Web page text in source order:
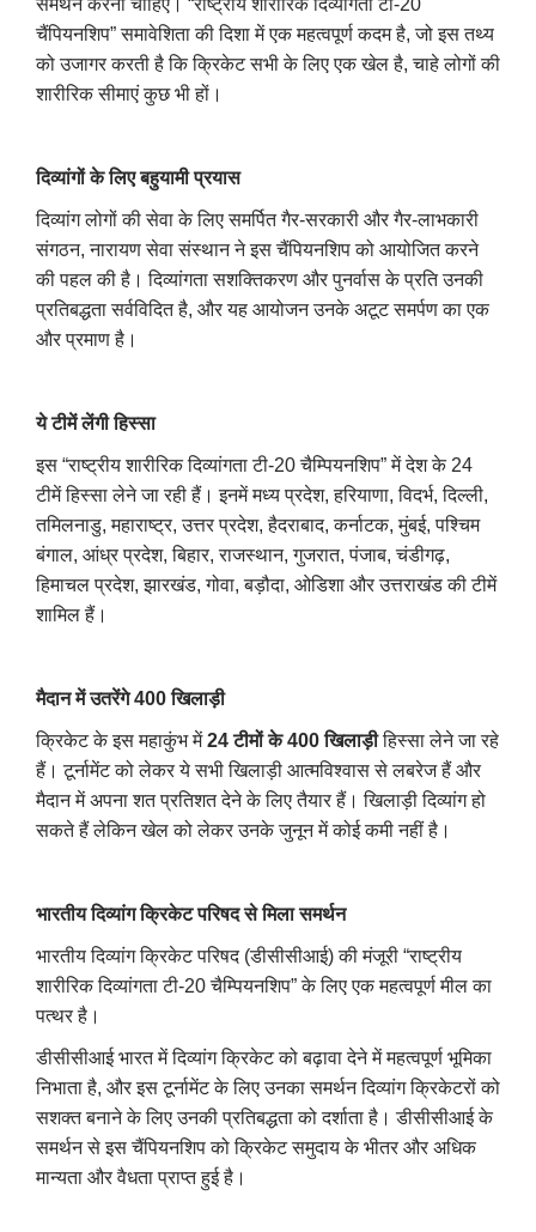
समर्थन करना चाहिए। “राष्ट्रीय शारीरिक दिव्यांगता टी-20
चैंपियनशिप” समावेशिता की दिशा में एक महत्वपूर्ण कदम है, जो इस तथ्य
को उजागर करती है कि क्रिकेट सभी के लिए एक खेल है, चाहे लोगों की
शारीरिक सीमाएं कुछ भी हों।
दिव्यांगों के लिए बहुयामी प्रयास
दिव्यांग लोगों की सेवा के लिए समर्पित गैर-सरकारी और गैर-लाभकारी
संगठन, नारायण सेवा संस्थान ने इस चैंपियनशिप को आयोजित करने
की पहल की है। दिव्यांगता सशक्तिकरण और पुनर्वास के प्रति उनकी
प्रतिबद्धता सर्वविदित है, और यह आयोजन उनके अटूट समर्पण का एक
और प्रमाण है।
ये टीमें लेंगी हिस्सा
इस “राष्ट्रीय शारीरिक दिव्यांगता टी-20 चैम्पियनशिप” में देश के 24
टीमें हिस्सा लेने जा रही हैं। इनमें मध्य प्रदेश, हरियाणा, विदर्भ, दिल्ली,
तमिलनाडु, महाराष्ट्र, उत्तर प्रदेश, हैदराबाद, कर्नाटक, मुंबई, पश्चिम
बंगाल, आंध्र प्रदेश, बिहार, राजस्थान, गुजरात, पंजाब, चंडीगढ़,
हिमाचल प्रदेश, झारखंड, गोवा, बड़ौदा, ओडिशा और उत्तराखंड की टीमें
शामिल हैं।
मैदान में उतरेंगे 400 खिलाड़ी
क्रिकेट के इस महाकुंभ में24 टीमों के 400 खिलाड़ीहिस्सा लेने जा रहे
हैं। टूर्नामेंट को लेकर ये सभी खिलाड़ी आत्मविश्वास से लबरेज हैं और
मैदान में अपना शत प्रतिशत देने के लिए तैयार हैं। खिलाड़ी दिव्यांग हो
सकते हैं लेकिन खेल को लेकर उनके जुनून में कोई कमी नहीं है।
भारतीय दिव्यांग क्रिकेट परिषद से मिला समर्थन
भारतीय दिव्यांग क्रिकेट परिषद (डीसीसीआई) की मंजूरी “राष्ट्रीय
शारीरिक दिव्यांगता टी-20 चैम्पियनशिप” के लिए एक महत्वपूर्ण मील का
पत्थर है।
डीसीसीआई भारत में दिव्यांग क्रिकेट को बढ़ावा देने में महत्वपूर्ण भूमिका
निभाता है, और इस टूर्नामेंट के लिए उनका समर्थन दिव्यांग क्रिकेटरों को
सशक्त बनाने के लिए उनकी प्रतिबद्धता को दर्शाता है। डीसीसीआई के
समर्थन से इस चैंपियनशिप को क्रिकेट समुदाय के भीतर और अधिक
मान्यता और वैधता प्राप्त हुई है।